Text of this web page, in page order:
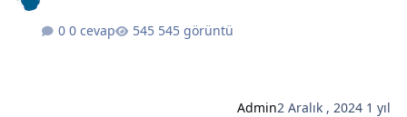
0 cevap 545 görüntü
Admin2 Aralık , 2024 1 yıl